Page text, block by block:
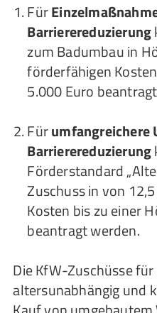
Für
Barrierereduzierung
zum Badumbau in
förderfähigen
5.000 Euro
Fürumfangreichere
Barrierereduzierung
Förderstandard
Zuschuss in von
Kosten bis zu einer
beantragt werden.
Die KfW-Zuschüsse
altersunabhängig und